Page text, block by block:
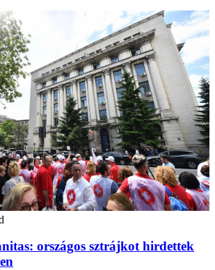
országos sztrájkot hirdettek